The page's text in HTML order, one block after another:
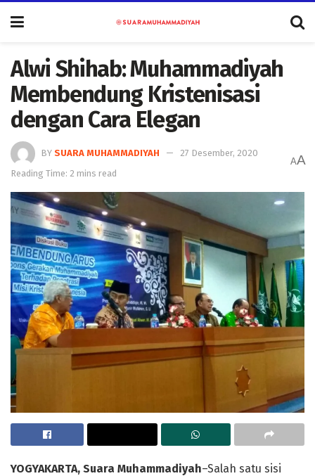
Alwi Shihab: Muhammadiyah
Membendung Kristenisasi
dengan Cara Elegan
BY SUARA MUHAMMADIYAH
27 Desember, 2020
Reading Time: 2 mins read
AA
YOGYAKARTA, Suara Muhammadiyah–Salah satu sisi